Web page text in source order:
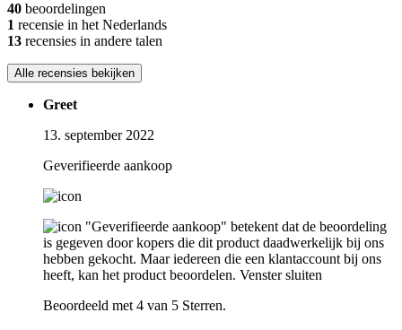
40 beoordelingen
1 recensie in het Nederlands
13 recensies in andere talen
Alle recensies bekijken
Greet
13. september 2022
Geverifieerde aankoop
"Geverifieerde aankoop" betekent dat de beoordeling
is gegeven door kopers die dit product daadwerkelijk bij ons
hebben gekocht. Maar iedereen die een klantaccount bij ons
heeft, kan het product beoordelen. Venster sluiten
Beoordeeld met 4 van 5 Sterren.